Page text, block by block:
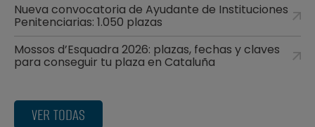
Nueva convocatoria de Ayudante de Instituciones
Penitenciarias: 1.050 plazas
Mossos d’Esquadra 2026: plazas, fechas y claves
para conseguir tu plaza en Cataluña
VER TODAS